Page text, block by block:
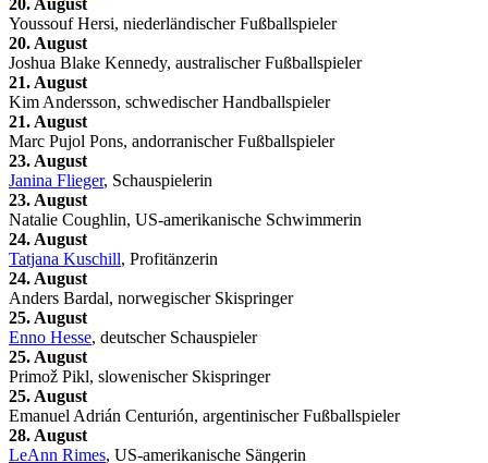
Youssouf Hersi, niederländischer Fußballspieler
20. August
Joshua Blake Kennedy, australischer Fußballspieler
21. August
Kim Andersson, schwedischer Handballspieler
21. August
Marc Pujol Pons, andorranischer Fußballspieler
23. August
Janina Flieger, Schauspielerin
23. August
Natalie Coughlin, US-amerikanische Schwimmerin
24. August
Tatjana Kuschill, Profitänzerin
24. August
Anders Bardal, norwegischer Skispringer
25. August
Enno Hesse, deutscher Schauspieler
25. August
Primož Pikl, slowenischer Skispringer
25. August
Emanuel Adrián Centurión, argentinischer Fußballspieler
28. August
LeAnn Rimes, US-amerikanische Sängerin